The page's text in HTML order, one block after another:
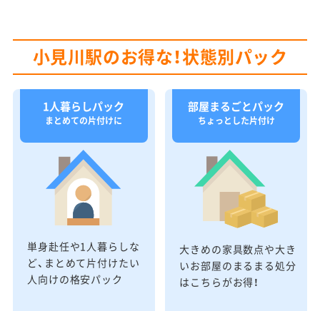
小見川駅のお得な！状態別パック
1人暮らしパック
まとめての片付けに
単身赴任や1人暮らしな
ど、まとめて片付けたい
人向けの格安パック
部屋まるごとパック
ちょっとした片付け
大きめの家具数点や大き
いお部屋のまるまる処分
はこちらがお得！